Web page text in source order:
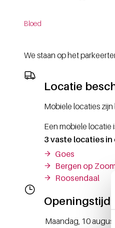
Bloed
We staan op het
Locatie
Mobiele locaties
Een mobiele locatie
3 vaste locaties
Goes
Bergen op
Roosendaal
Dag / Datum
Maandag, 10